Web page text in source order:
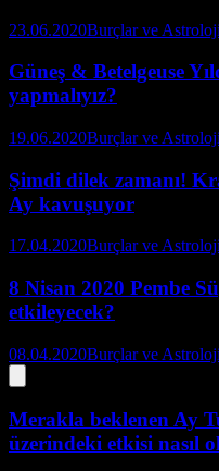
23.06.2020Burçlar ve Astroloji
Güneş & Betelgeuse
yapmalıyız?
19.06.2020Burçlar ve Astroloji
Şimdi dilek zamanı!
Ay kavuşuyor
17.04.2020Burçlar ve
8 Nisan 2020 Pembe
etkileyecek?
08.04.2020Burçlar ve Astroloji
Merakla beklenen Ay
üzerindeki etkisi nasıl